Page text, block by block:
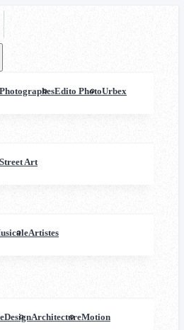
PhotographesEdito PhotoUrbex
Street Art
Artistes
DesignArchitectureMotion